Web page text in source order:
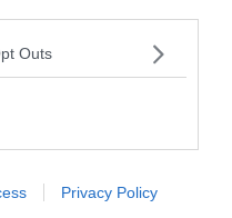
Outs
Privacy Policy